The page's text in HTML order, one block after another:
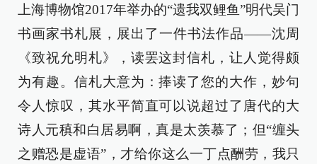
上海博物馆2017年举办的“遗我双鲤鱼”明代吴门
书画家书札展，展出了一件书法作品——沈周
《致祝允明札》，读罢这封信札，让人觉得颇
为有趣。信札大意为：捧读了您的大作，妙句
令人惊叹，其水平简直可以说超过了唐代的大
诗人元稹和白居易啊，真是太羡慕了；但“缠头
之赠恐是虚语”，才给你这么一丁点酬劳，我只